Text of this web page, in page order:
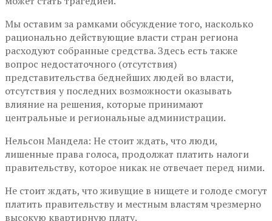
Мы оставим за рамками обсуждение того, насколько
рационально действующие власти стран региона
расходуют собранные средства. Здесь есть также
вопрос недостаточного (отсутствия)
представительства беднейших людей во власти,
отсутствия у последних возможности оказывать
влияние на решения, которые принимают
центральные и региональные администрации.
Нельсон Мандела: Не стоит ждать, что люди,
лишенные права голоса, продолжат платить налоги
правительству, которое никак не отвечает перед ними.
Не стоит ждать, что живущие в нищете и голоде смогут
платить правительству и местным властям чрезмерно
высокую квартирную плату.